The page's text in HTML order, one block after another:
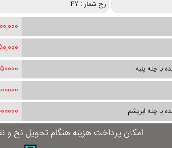
رج شمار : 47
چله پنبه :
چله ابریشم :
امکان پرداخت هزینه هنگام تحویل نخ و